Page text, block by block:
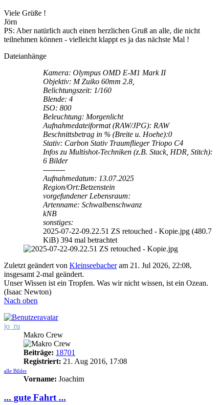
Viele Grüße !
Jörn
PS: Aber natürlich auch einen herzlichen Gruß an alle, die nicht
teilnehmen können - vielleicht klappt es ja das nächste Mal !
Dateianhänge
Kamera: Olympus OMD E-M1 Mark II
Objektiv: M Zuiko 60mm 2.8,
Belichtungszeit: 1/160
Blende: 4
ISO: 800
Beleuchtung: Morgenlicht
Aufnahmedateiformat (RAW/JPG): RAW
Beschnittsbetrag in % (Breite u. Hoehe):0
Stativ: Carbon Stativ Traumflieger Triopo C4
Infos zu Multishot-Techniken (z.B. Stack, HDR, Stitch):
6 Bilder
---------
Aufnahmedatum: 13.07.2025
Region/Ort:Betzenstein
vorgefundener Lebensraum:
Artenname: Schwalbenschwanz
kNB
sonstiges:
2025-07-22-09.22.51 ZS retouched - Kopie.jpg (480.7
KiB) 394 mal betrachtet
Zuletzt geändert von Kleinseebacheram 21. Jul 2026, 22:08,
insgesamt 2-mal geändert.
Unser Wissen ist ein Tropfen. Was wir nicht wissen, ist ein Ozean.
(Isaac Newton)
Nach oben
jo_ru
Makro Crew
Beiträge: 18701
Registriert: 21. Aug 2016, 17:08
alle Bilder
Vorname: Joachim
... gute Fahrt ...